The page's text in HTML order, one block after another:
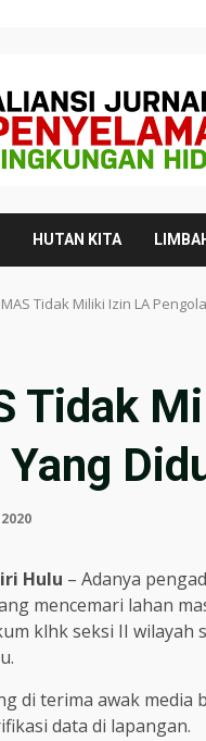
HUTAN KITA
Tidak Miliki Izin LA
Tidak
Hulu – Adanya
mencemari lahan
klhk seksi II
di terima awak
data di lapangan.